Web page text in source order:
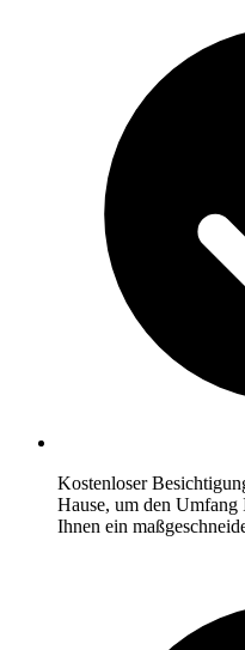
Kostenloser
Hause, um den Umfang
Ihnen ein